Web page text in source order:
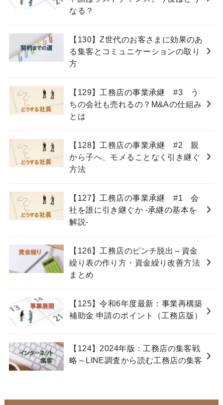
なる？
【130】Z世代のお客さまに効果のあ
る集客とコミュニケーションの取り
方
【129】工務店の事業承継 #3 う
ちの会社も売れるの？M&Aの仕組み
とは
【128】工務店の事業承継 #2 親
から子へ、モメることなく引き継ぐ
方法
【127】工務店の事業承継 #1 会
社を誰に引き継ぐか -承継の基本を
解説-
【126】工務店のピンチ脱出～資金
繰り表の作り方・資金繰り改善方法
まとめ
【125】令和6年度最新：事業再構築
補助金 申請のポイント（工務店版）
【124】2024年版：工務店の集客戦
略～LINE調査から読む工務店の集客